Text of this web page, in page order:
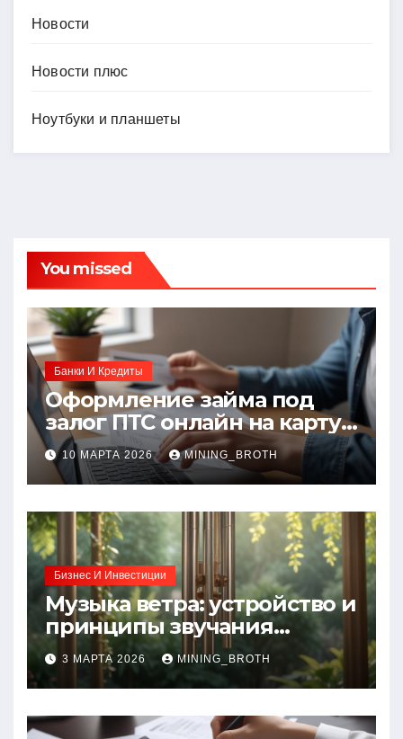
Новости
Новости плюс
Ноутбуки и планшеты
You missed
Банки И Кредиты
Оформление займа под
залог ПТС онлайн на карту
без визита в офис: порядок,
требования и документы
10 МАРТА 2026 MINING_BROTH
Бизнес И Инвестиции
Музыка ветра: устройство и
принципы звучания
колокольчиков
3 МАРТА 2026 MINING_BROTH